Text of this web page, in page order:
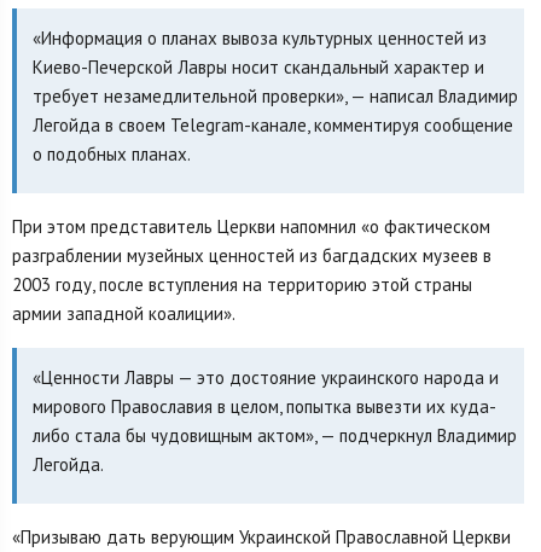
«Информация о планах вывоза культурных ценностей из
Киево-Печерской Лавры носит скандальный характер и
требует незамедлительной проверки», — написал Владимир
Легойда в своем Telegram-канале, комментируя сообщение
о подобных планах.
При этом представитель Церкви напомнил «о фактическом
разграблении музейных ценностей из багдадских музеев в
2003 году, после вступления на территорию этой страны
армии западной коалиции».
«Ценности Лавры — это достояние украинского народа и
мирового Православия в целом, попытка вывезти их куда-
либо стала бы чудовищным актом», — подчеркнул Владимир
Легойда.
«Призываю дать верующим Украинской Православной Церкви